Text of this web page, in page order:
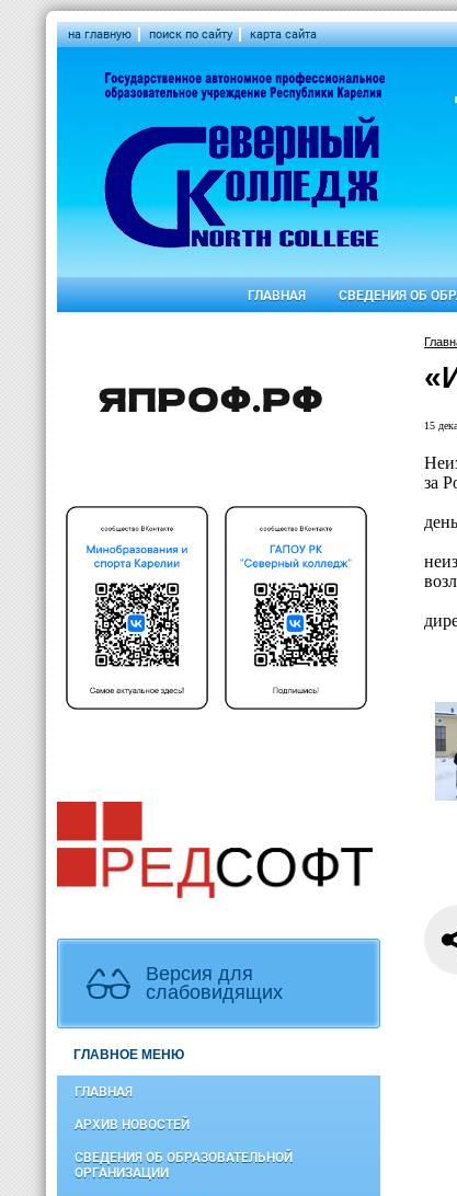
на главную поиск по сайту карта сайта
ГЛАВНАЯ СВЕДЕНИЯ ОБ
Версия для
слабовидящих
ГЛАВНОЕ МЕНЮ
ГЛАВНАЯ
АРХИВ НОВОСТЕЙ
СВЕДЕНИЯ ОБ ОБРАЗОВАТЕЛЬНОЙ
ОРГАНИЗАЦИИ
15
за